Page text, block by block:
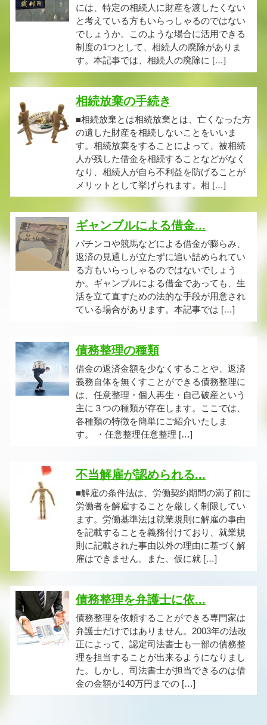
には、特定の相続人に財産を渡したくない
と考えている方もいらっしゃるのではない
でしょうか。このような場合に活用できる
制度の1つとして、相続人の廃除がありま
す。本記事では、相続人の廃除に […]
相続放棄の手続き
■相続放棄とは相続放棄とは、亡くなった方
の遺した財産を相続しないことをいいま
す。相続放棄をすることによって、被相続
人が残した借金を相続することなどがなく
なり、相続人が自ら不利益を防げることが
メリットとして挙げられます。相 […]
ギャンブルによる借金...
パチンコや競馬などによる借金が膨らみ、
返済の見通しが立たずに追い詰められてい
る方もいらっしゃるのではないでしょう
か。ギャンブルによる借金であっても、生
活を立て直すための法的な手段が用意され
ている場合があります。本記事では […]
債務整理の種類
借金の返済金額を少なくすることや、返済
義務自体を無くすことができる債務整理に
は、任意整理・個人再生・自己破産という
主に３つの種類が存在します。ここでは、
各種類の特徴を簡単にご紹介いたしま
す。 ・任意整理任意整理 […]
不当解雇が認められる...
■解雇の条件法は、労働契約期間の満了前に
労働者を解雇することを厳しく制限してい
ます。労働基準法は就業規則に解雇の事由
を記載することを義務付けており、就業規
則に記載された事由以外の理由に基づく解
雇はできません。また、仮に就 […]
債務整理を弁護士に依...
債務整理を依頼することができる専門家は
弁護士だけではありません。2003年の法改
正によって、認定司法書士も一部の債務整
理を担当することが出来るようになりまし
た。しかし、司法書士が担当できるのは借
金の金額が140万円までの […]